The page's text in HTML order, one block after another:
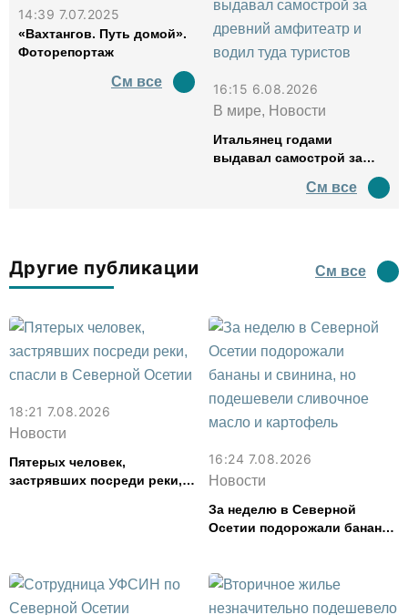
14:39 7.07.2025
«Вахтангов. Путь домой».
Фоторепортаж
См все
16:15 6.08.2026
В мире, Новости
Итальянец годами
выдавал самострой за
водил туда туристов
См все
Другие публикации См все
18:21 7.08.2026
Новости
Пятерых человек,
застрявших посреди реки,
16:24 7.08.2026
Новости
За неделю в Северной
Осетии подорожали бананы
картофель